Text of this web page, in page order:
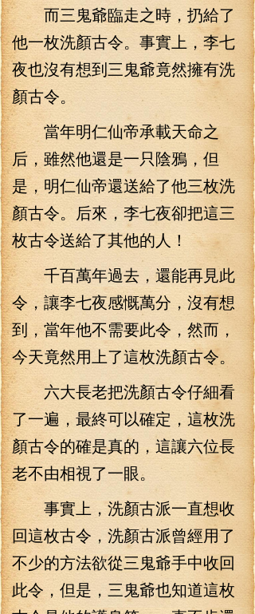
而三鬼爺臨走之時，扔給了
他一枚洗顏古令。事實上，李七
夜也沒有想到三鬼爺竟然擁有洗
顏古令。
當年明仁仙帝承載天命之
后，雖然他還是一只陰鴉，但
是，明仁仙帝還送給了他三枚洗
顏古令。后來，李七夜卻把這三
枚古令送給了其他的人！
千百萬年過去，還能再見此
令，讓李七夜感慨萬分，沒有想
到，當年他不需要此令，然而，
今天竟然用上了這枚洗顏古令。
六大長老把洗顏古令仔細看
了一遍，最終可以確定，這枚洗
顏古令的確是真的，這讓六位長
老不由相視了一眼。
事實上，洗顏古派一直想收
回這枚古令，洗顏古派曾經用了
不少的方法欲從三鬼爺手中收回
此令，但是，三鬼爺也知道這枚